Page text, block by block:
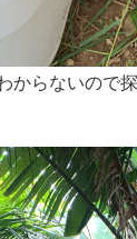
からないので